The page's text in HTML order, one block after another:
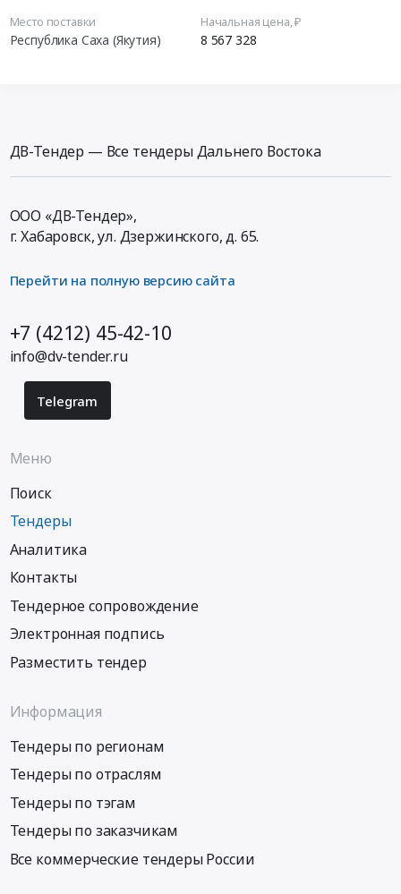
Место поставки
Республика Саха (Якутия)
Начальная цена, ₽
8 567 328
ДВ-Тендер — Все тендеры Дальнего Востока
ООО «ДВ-Тендер»,
г. Хабаровск,ул. Дзержинского, д. 65.
Перейти на полную версию сайта
+7 (4212) 45-42-10
info@dv-tender.ru
Telegram
Меню
Поиск
Тендеры
Аналитика
Контакты
Тендерное сопровождение
Электронная подпись
Разместить тендер
Информация
Тендеры по регионам
Тендеры по отраслям
Тендеры по тэгам
Тендеры по заказчикам
Все коммерческие тендеры России